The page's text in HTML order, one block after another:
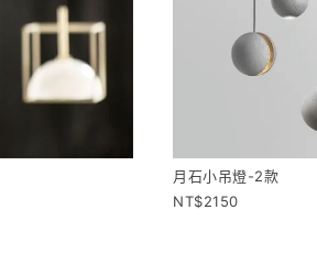
月石小吊燈-2款
2150